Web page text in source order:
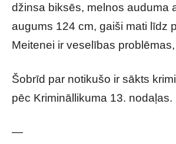
džinsa biksēs, melnos auduma
augums 124 cm, gaiši mati līdz
Meitenei ir veselības
Šobrīd par notikušo ir sākts
pēc Krimināllikuma 13. nodaļas.
—